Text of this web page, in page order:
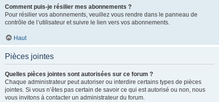
Comment puis-je résilier mes abonnements ?
Pour résilier vos abonnements, veuillez vous rendre dans le panneau de
contrôle de l’utilisateur et suivre le lien vers vos abonnements.
Haut
Pièces jointes
Quelles pièces jointes sont autorisées sur ce forum ?
Chaque administrateur peut autoriser ou interdire certains types de pièces
jointes. Si vous n’êtes pas certain de savoir ce qui est autorisé ou non, nous
vous invitons à contacter un administrateur du forum.